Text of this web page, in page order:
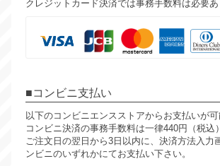
クレジットカード決済では事務手数料は必要あ
コンビニ支払い
以下のコンビニエンスストアからお支払いが可
コンビニ決済の事務手数料は一律440円（税込
ご注文日の翌日から3日以内に、決済方法入力
ンビニのいずれかにてお支払い下さい。